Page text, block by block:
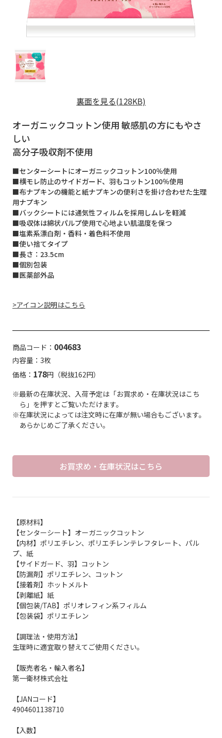
裏面を見る(128KB)
オーガニックコットン使用 敏感肌の方にもやさ
しい
高分子吸収剤不使用
■センターシートにオーガニックコットン100％使用
■横モレ防止のサイドガード、羽もコットン100％使用
■布ナプキンの機能と紙ナプキンの便利さを掛け合わせた生理
用ナプキン
■バックシートには通気性フィルムを採用しムレを軽減
■吸収体は綿状パルプ使用で心地よい肌温度を保つ
■塩素系漂白剤・香料・着色料不使用
■使い捨てタイプ
■長さ：23.5cm
■個別包装
■医薬部外品
>アイコン説明はこちら
商品コード： 004683
内容量：3枚
価格： 178円（税抜162円）
※最新の在庫状況、入荷予定は「お買求め・在庫状況はこち
ら」を押すとご覧いただけます。
※在庫状況によっては注文時に在庫が無い場合もございます。
あらかじめご了承ください。
お買求め・在庫状況はこちら
【原材料】
【センターシート】オーガニックコットン
【内材】ポリエチレン、ポリエチレンテレフタレート、パル
プ、紙
【サイドガード、羽】コットン
【防漏剤】ポリエチレン、コットン
【接着剤】ホットメルト
【剥離紙】紙
【個包装/TAB】ポリオレフィン系フィルム
【包装袋】ポリエチレン
【調理法・使用方法】
生理時に適宜取り替えてご使用ください。
【販売者名・輸入者名】
第一衛材株式会社
【JANコード】
4904601138710
【入数】